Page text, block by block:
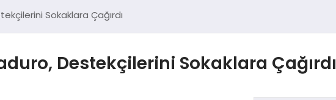
Sokaklara Çağırdı
Destekçilerini Sokaklara Çağırdı